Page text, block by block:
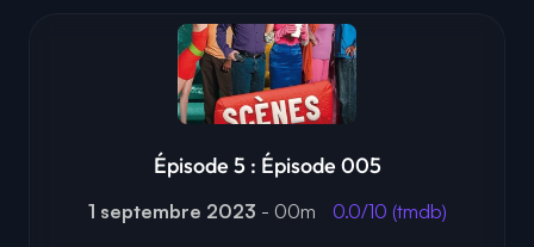
Épisode 5 : Épisode 005
1 septembre 2023 - 00m 0.0/10 (tmdb)